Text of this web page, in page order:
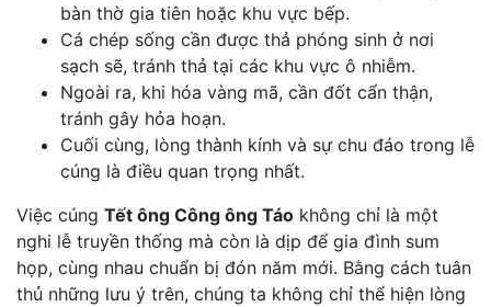
bàn thờ gia tiên hoặc khu vực bếp.
Cá chép sống cần được thả phóng sinh ở nơi
sạch sẽ, tránh thả tại các khu vực ô nhiễm.
Ngoài ra, khi hóa vàng mã, cần đốt cẩn thận,
tránh gây hỏa hoạn.
Cuối cùng, lòng thành kính và sự chu đáo trong lễ
cúng là điều quan trọng nhất.
Việc cúng Tết ông Công ông Táo không chỉ là một
nghi lễ truyền thống mà còn là dịp để gia đình sum
họp, cùng nhau chuẩn bị đón năm mới. Bằng cách tuân
thủ những lưu ý trên, chúng ta không chỉ thể hiện lòng